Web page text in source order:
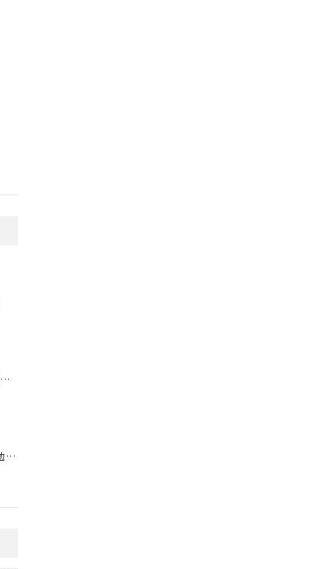
８月塗り替え勉強会開催のお知らせ
【終了】7月塗り替え勉強会のお知らせ